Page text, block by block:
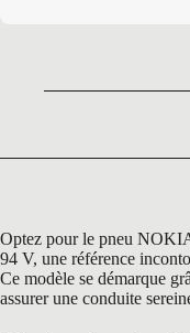
Optez pour le pneu
94 V, une référence
Ce modèle se démarque
assurer une conduite